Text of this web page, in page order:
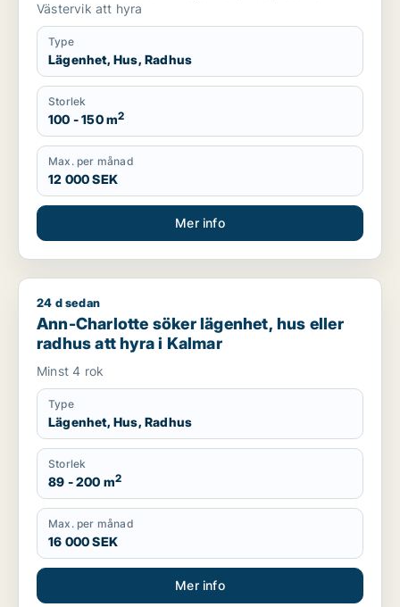
Västervik att hyra
Type
Lägenhet, Hus, Radhus
Storlek
100 - 150 m2
Max. per månad
12 000 SEK
Mer info
Ann-Charlotte söker lägenhet, hus eller radhus att hyra i
24 d sedan
Ann-Charlotte söker lägenhet, hus eller
radhus att hyra i Kalmar
Minst 4 rok
Type
Lägenhet, Hus, Radhus
Storlek
89 - 200 m2
Max. per månad
16 000 SEK
Mer info